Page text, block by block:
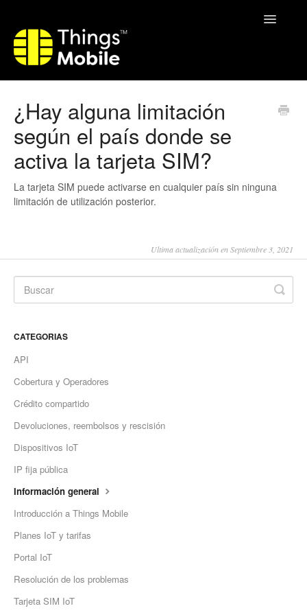
Toggle
¿Hay alguna limitación
según el país donde se
activa la tarjeta SIM?
La tarjeta SIM puede activarse en cualquier país sin ninguna
limitación de utilización posterior.
Ultima actualización en Septiembre 3, 2021
CATEGORIAS
API
Cobertura y Operadores
Crédito compartido
Devoluciones, reembolsos y rescisión
Dispositivos IoT
IP fija pública
Información general
Introducción a Things Mobile
Planes IoT y tarifas
Portal IoT
Resolución de los problemas
Tarjeta SIM IoT